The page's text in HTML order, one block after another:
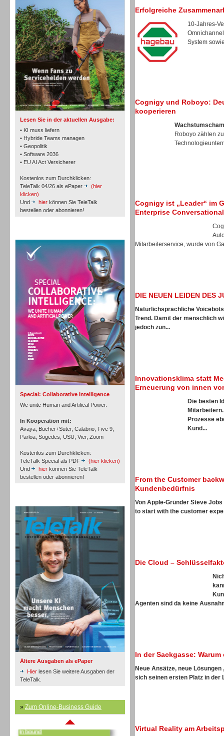
Lesen Sie in der aktuellen Ausgabe:
• KI muss liefern
• Hybride Teams managen
• Geopolitik
• Software 2036
• EU AI Act Versicherer
Kostenlos zum Durchklicken:
TeleTalk 04/26 als ePaper
(hier
klicken)
Und
hier können Sie TeleTalk
bestellen oder abonnieren!
Special: Collaborative Intelligence
We unite Human and Artifical Power.
In Kooperation mit:
Avaya, Bucher+Suter, Calabrio, Five 9,
Parloa, Sogedes, USU, Vier, Zoom
Kostenlos zum Durchklicken:
TeleTalk Special als PDF
(hier klicken)
Und
hier können Sie TeleTalk
bestellen oder abonnieren!
Ältere Ausgaben als ePaper
Hier lesen Sie weitere Ausgaben der
TeleTalk.
» Zum Online-Business Guide
TK- und ACD-Systeme
Workforce-Management
Personal
Inbound
Inbound
Inbound
Erfolgreiche
10-Jahres-
System
Cognigy und Roboyo:
kooperieren
Roboyo zählen
Cognigy ist „Leader“ im
Enterprise
Mitarbeiterservice, wurde von
DIE NEUEN LEIDEN DES
Natürlichsprachliche
Trend. Damit der menschlich
jedoch zun...
Innovationsklima statt
Erneuerung von innen
Die besten
Prozesse
Kund...
From the Customer
Kundenbedürfnis
Von Apple-Gründer Steve
to start with the customer
Die Cloud –
Agenten sind da keine
In der Sackgasse:
Neue Ansätze, neue Lösungen
sich seinen ersten Platz in der
Virtual Reality am